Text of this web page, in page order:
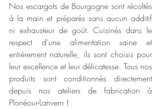
Nos escargots de Bourgogne sont récoltés
à la main et préparés sans aucun additif
ni exhausteur de goût. Cuisinés dans le
respect d'une alimentation saine et
entièrement naturelle, ils sont choisis pour
leur excellence et leur délicatesse. Tous nos
produits sont conditionnés directement
depuis nos ateliers de fabrication à
Plonéour-Lanvern !